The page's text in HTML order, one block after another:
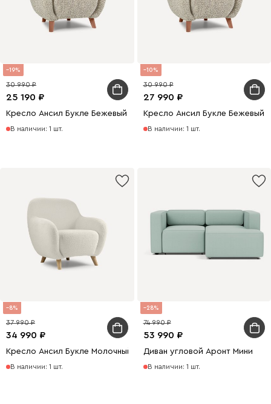
19
25 190
30 990
Кресло Ансил Букле Бежевый
В наличии: 1 шт.
10
27 990
30 990
Кресло Ансил Букле Бежевый
В наличии: 1 шт.
8
34 990
37 990
Кресло Ансил Букле Молочный
В наличии: 1 шт.
28
53 990
74 990
Диван угловой Аронт Мини
В наличии: 1 шт.